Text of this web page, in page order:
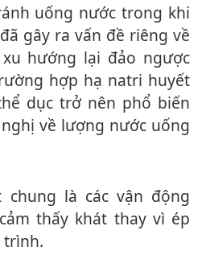
uống nước trong khi
gây ra vấn đề riêng về
hướng lại đảo ngược
hợp hạ natri huyết
dục trở nên phổ biến
về lượng nước uống
thấy khát thay vì ép
trình.